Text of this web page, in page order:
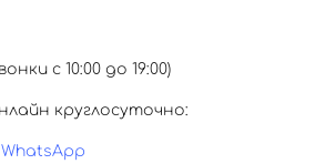
с 10:00 до 19:00)
круглосуточно: